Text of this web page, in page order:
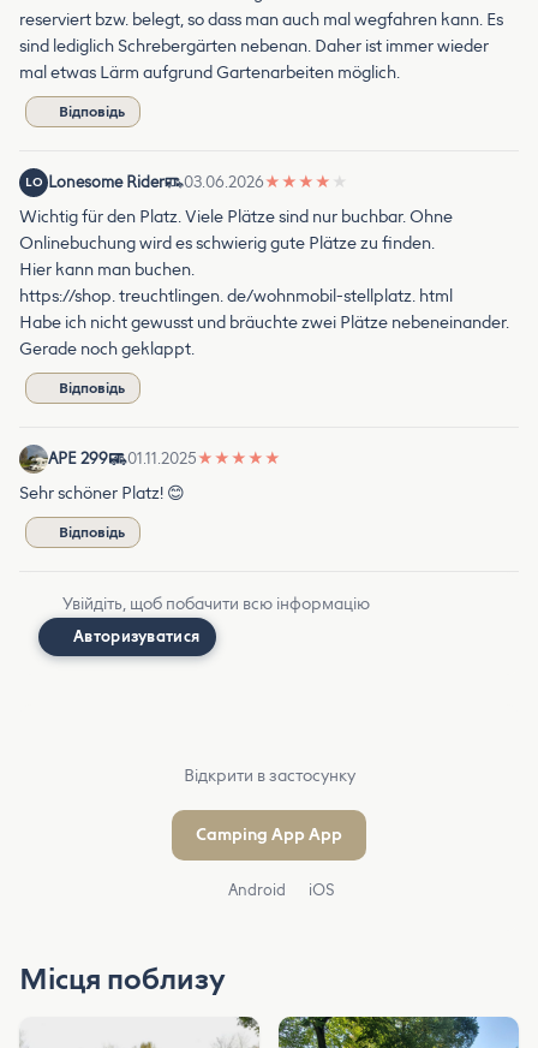
reserviert bzw. belegt, so dass man auch mal wegfahren kann. Es
sind lediglich Schrebergärten nebenan. Daher ist immer wieder
mal etwas Lärm aufgrund Gartenarbeiten möglich.
Відповідь
LO Lonesome Rider 03.06.2026★ ★ ★ ★ ★
Wichtig für den Platz. Viele Plätze sind nur buchbar. Ohne
Onlinebuchung wird es schwierig gute Plätze zu finden.
Hier kann man buchen.
https://shop. treuchtlingen. de/wohnmobil-stellplatz. html
Habe ich nicht gewusst und bräuchte zwei Plätze nebeneinander.
Gerade noch geklappt.
Відповідь
APE 299 01.11.2025★ ★ ★ ★ ★
Sehr schöner Platz! 😊
Відповідь
Увійдіть, щоб побачити всю інформацію
Авторизуватися
Відкрити в застосунку
Camping App App
Android iOS
Місця поблизу